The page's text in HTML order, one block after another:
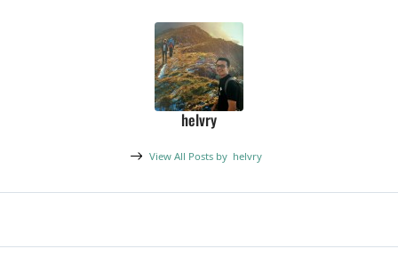
helvry
View All Posts by helvry